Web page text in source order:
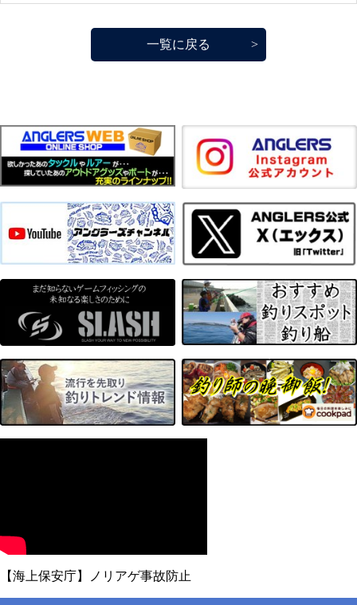
一覧に戻る
【海上保安庁】ノリアゲ事故防止